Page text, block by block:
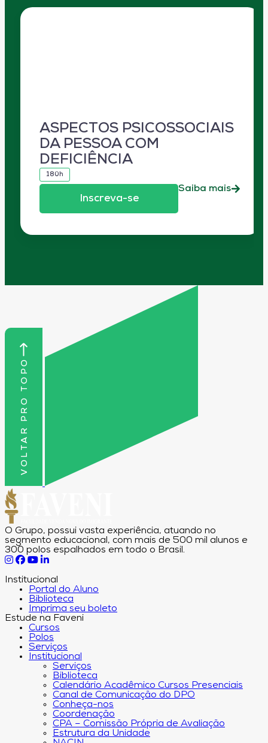
ASPECTOS PSICOSSOCIAIS
DA PESSOA COM
DEFICIÊNCIA
180h
Inscreva-se
Saiba mais
VOLTAR PRO TOPO
O Grupo, possui vasta experiência, atuando no
segmento educacional, com mais de 500 mil alunos e
300 polos espalhados em todo o Brasil.
Institucional
Portal do Aluno
Biblioteca
Imprima seu boleto
Estude na Faveni
Cursos
Polos
Serviços
Institucional
Serviços
Biblioteca
Calendário Acadêmico Cursos Presenciais
Canal de Comunicação do DPO
Conheça-nos
Coordenação
CPA – Comissão Própria de Avaliação
Estrutura da Unidade